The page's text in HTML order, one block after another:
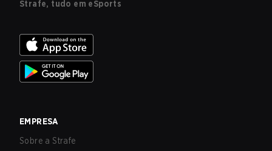
Strafe, tudo em eSports
EMPRESA
Sobre a Strafe